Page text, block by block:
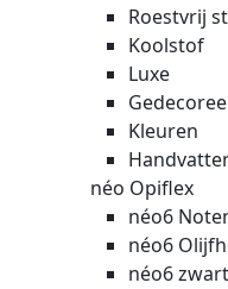
Roestvrij
Koolstof
Luxe
Kleuren
néo Opiflex
néo6
néo6
néo6